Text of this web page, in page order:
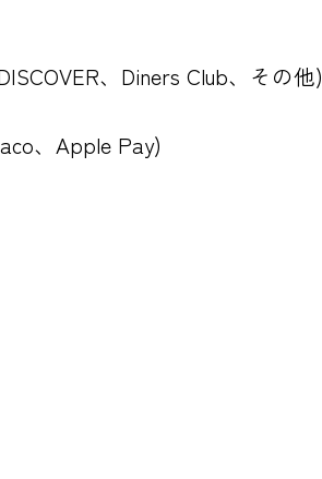
、Diners Club、その他)
、Apple Pay)